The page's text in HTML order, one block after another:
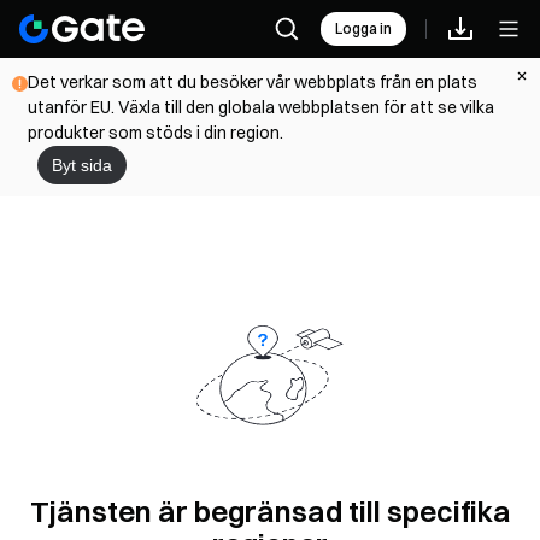
Logga in
Det verkar som att du besöker vår webbplats från en plats
utanför EU. Växla till den globala webbplatsen för att se vilka
produkter som stöds i din region.
Byt sida
Tjänsten är begränsad till specifika